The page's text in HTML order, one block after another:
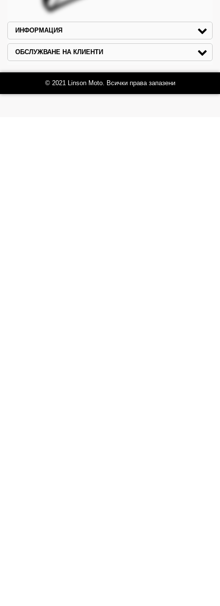
ИНФОРМАЦИЯ
ОБСЛУЖВАНЕ НА КЛИЕНТИ
© 2021 Linson Moto. Всички права запазени